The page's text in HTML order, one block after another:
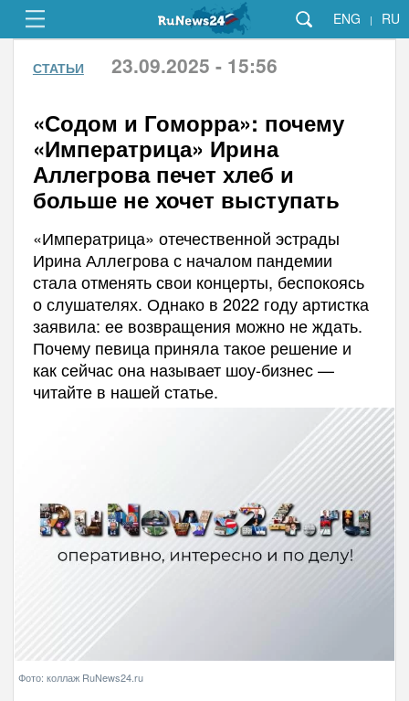
ENG | RU
СТАТЬИ 23.09.2025 - 15:56
«Содом и Гоморра»: почему
«Императрица» Ирина
Аллегрова печет хлеб и
больше не хочет выступать
«Императрица» отечественной эстрады
Ирина Аллегрова с началом пандемии
стала отменять свои концерты, беспокоясь
о слушателях. Однако в 2022 году артистка
заявила: ее возвращения можно не ждать.
Почему певица приняла такое решение и
как сейчас она называет шоу-бизнес —
читайте в нашей статье.
Фото: коллаж RuNews24.ru